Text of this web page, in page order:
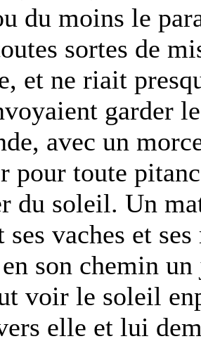
du moins le
sortes de
et ne riait
garder
avec un
pour toute
du soleil. Un
vaches et
son chemin
voir le soleil
elle et lui